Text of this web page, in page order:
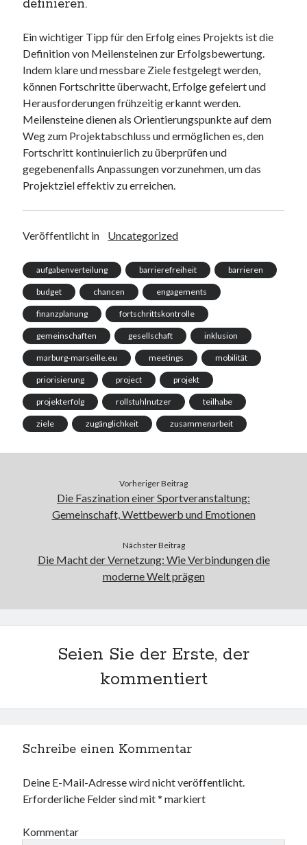
definieren.
Ein wichtiger Tipp für den Erfolg eines Projekts ist die
Definition von Meilensteinen zur Erfolgsbewertung.
Indem klare und messbare Ziele festgelegt werden,
können Fortschritte überwacht, Erfolge gefeiert und
Herausforderungen frühzeitig erkannt werden.
Meilensteine dienen als Orientierungspunkte auf dem
Weg zum Projektabschluss und ermöglichen es, den
Fortschritt kontinuierlich zu überprüfen und
gegebenenfalls Anpassungen vorzunehmen, um das
Projektziel effektiv zu erreichen.
Veröffentlicht in Uncategorized
aufgabenverteilung barrierefreiheit barrieren
budget chancen engagements
finanzplanung fortschrittskontrolle
gemeinschaften gesellschaft inklusion
marburg-marseille.eu meetings mobilität
priorisierung project projekt
projekterfolg rollstuhlnutzer teilhabe
ziele zugänglichkeit zusammenarbeit
Vorheriger Beitrag
Die Faszination einer Sportveranstaltung:
Gemeinschaft, Wettbewerb und Emotionen
Nächster Beitrag
Die Macht der Vernetzung: Wie Verbindungen die
moderne Welt prägen
Seien Sie der Erste, der
kommentiert
Schreibe einen Kommentar
Deine E-Mail-Adresse wird nicht veröffentlicht.
Erforderliche Felder sind mit* markiert
Kommentar